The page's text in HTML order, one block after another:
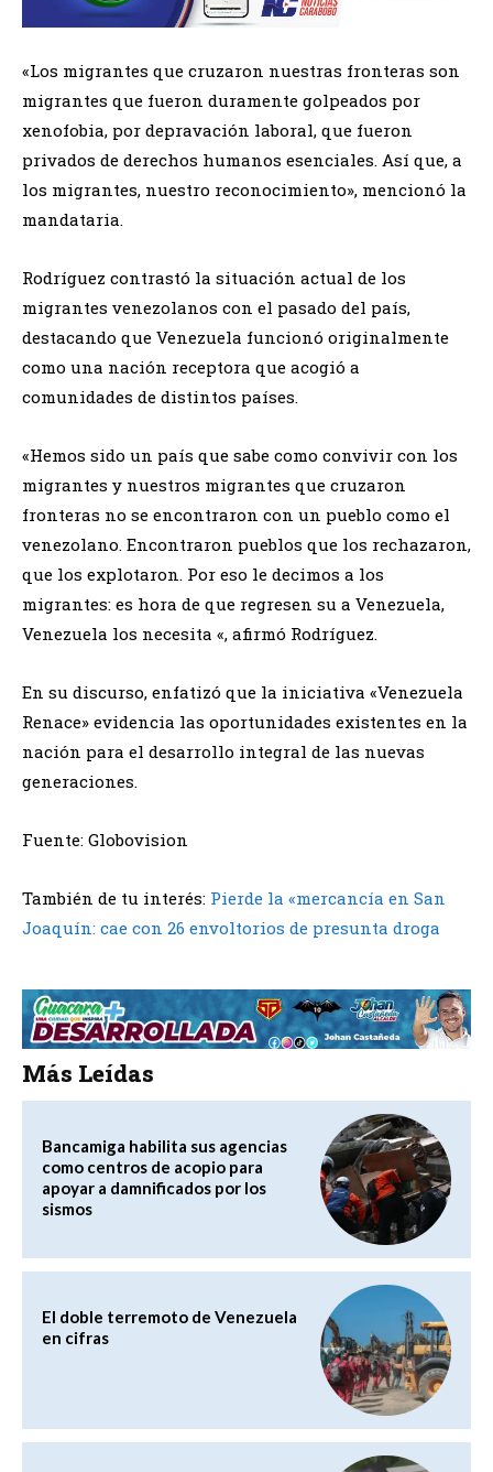
«Los migrantes que cruzaron nuestras fronteras son
migrantes que fueron duramente golpeados por
xenofobia, por depravación laboral, que fueron
privados de derechos humanos esenciales. Así que, a
los migrantes, nuestro reconocimiento», mencionó la
mandataria.
Rodríguez contrastó la situación actual de los
migrantes venezolanos con el pasado del país,
destacando que Venezuela funcionó originalmente
como una nación receptora que acogió a
comunidades de distintos países.
«Hemos sido un país que sabe como convivir con los
migrantes y nuestros migrantes que cruzaron
fronteras no se encontraron con un pueblo como el
venezolano. Encontraron pueblos que los rechazaron,
que los explotaron. Por eso le decimos a los
migrantes: es hora de que regresen su a Venezuela,
Venezuela los necesita «, afirmó Rodríguez.
En su discurso, enfatizó que la iniciativa «Venezuela
Renace» evidencia las oportunidades existentes en la
nación para el desarrollo integral de las nuevas
generaciones.
Fuente: Globovision
También de tu interés: Pierde la «mercancía en San
Joaquín: cae con 26 envoltorios de presunta droga
Más Leídas
Bancamiga habilita sus agencias
como centros de acopio para
apoyar a damnificados por los
sismos
El doble terremoto de Venezuela
en cifras